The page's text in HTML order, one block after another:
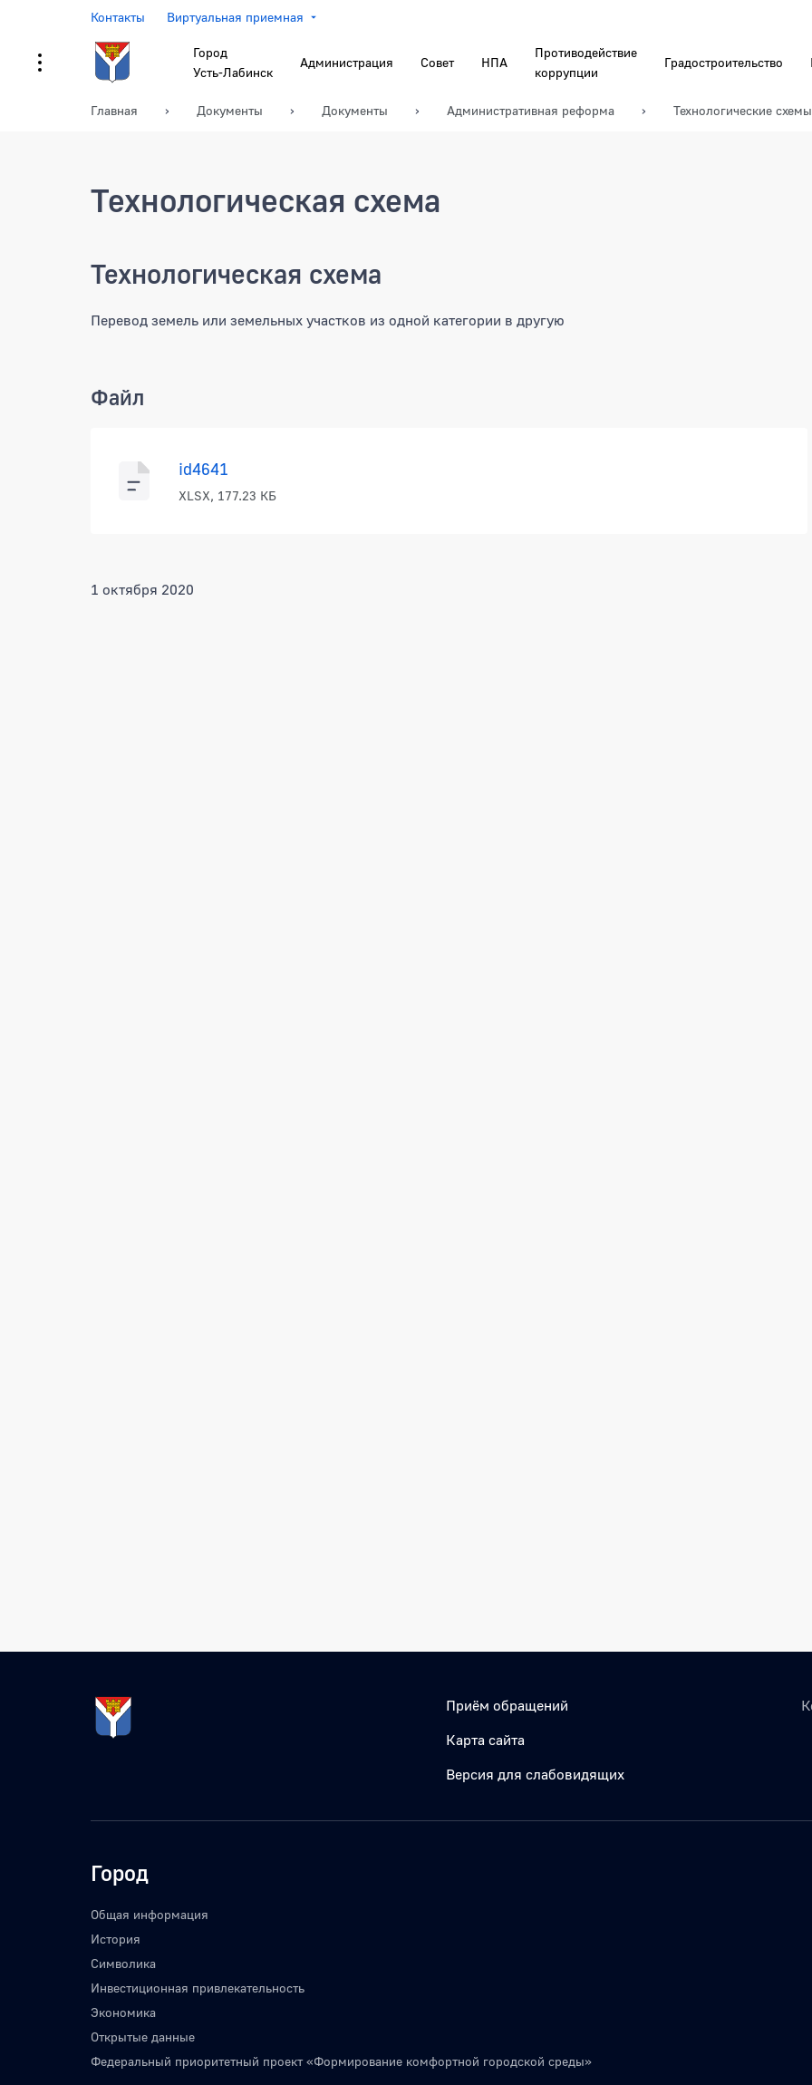
Контакты Виртуальная приемная
Город
Усть-Лабинск
Администрация Совет НПА
Противодействие
коррупции
Градостроительство
Главная Документы Документы Административная реформа Технологические схемы
Технологическая схема
Технологическая схема
Перевод земель или земельных участков из одной категории в другую
Файл
id4641
XLSX, 177.23 КБ
1 октября 2020
Приём обращений
Карта сайта
Версия для слабовидящих
Город
Общая информация
История
Символика
Инвестиционная привлекательность
Экономика
Открытые данные
Федеральный приоритетный проект «Формирование комфортной городской среды»